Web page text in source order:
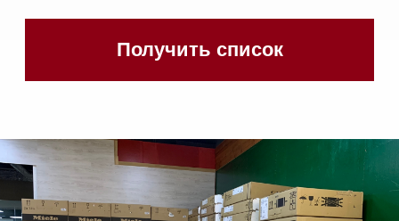
Сушильные машины
Посудомоечные машины
Посудомоечные машины 60 см